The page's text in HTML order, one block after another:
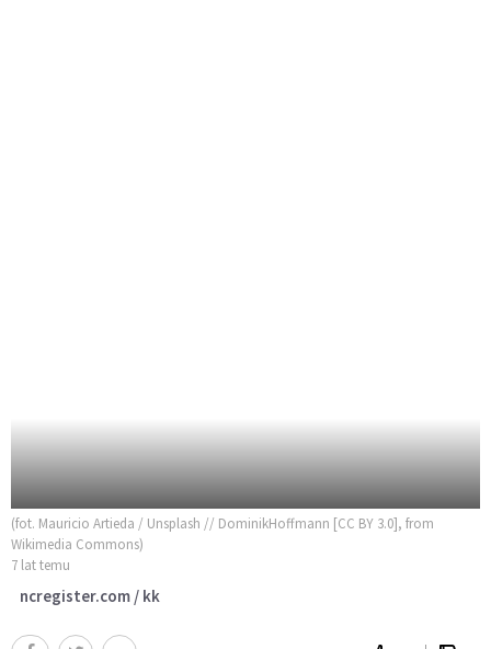
(fot. Mauricio Artieda / Unsplash // DominikHoffmann [CC BY 3.0], from
Wikimedia Commons)
7 lat temu
ncregister.com / kk